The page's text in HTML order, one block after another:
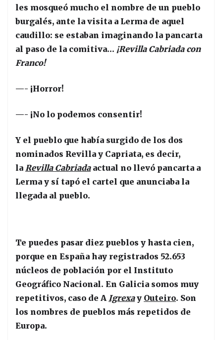
les mosqueó mucho el nombre de un pueblo
burgalés, ante la visita a Lerma de aquel
caudillo: se estaban imaginando la pancarta
al paso de la comitiva… ¡Revilla Cabriada con
Franco!
—- ¡Horror!
—- ¡No lo podemos consentir!
Y el pueblo que había surgido de los dos
nominados Revilla y Capriata, es decir,
la Revilla Cabriadaactual no llevó pancarta a
Lerma y sí tapó el cartel que anunciaba la
llegada al pueblo.
Te puedes pasar diez pueblos y hasta cien,
porque en España hay registrados 52.653
núcleos de población por el Instituto
Geográfico Nacional. En Galicia somos muy
repetitivos, caso de A Igrexay Outeiro. Son
los nombres de pueblos más repetidos de
Europa.